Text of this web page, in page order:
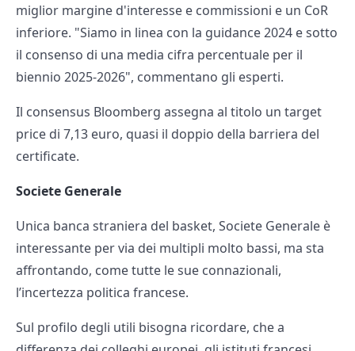
miglior margine d'interesse e commissioni e un CoR
inferiore. "Siamo in linea con la guidance 2024 e sotto
il consenso di una media cifra percentuale per il
biennio 2025-2026", commentano gli esperti.
Il consensus Bloomberg assegna al titolo un target
price di 7,13 euro, quasi il doppio della barriera del
certificate.
Societe Generale
Unica banca straniera del basket, Societe Generale è
interessante per via dei multipli molto bassi, ma sta
affrontando, come tutte le sue connazionali,
l’incertezza politica francese.
Sul profilo degli utili bisogna ricordare, che a